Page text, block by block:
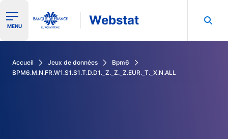
Ouvrir le menu de navigation
MENU Webstat
Accueil Jeux de données
Bpm6
BPM6.M.N.FR.W1.S1.S1.T.D.D1._Z._Z._Z.EUR._T._X.N.ALL